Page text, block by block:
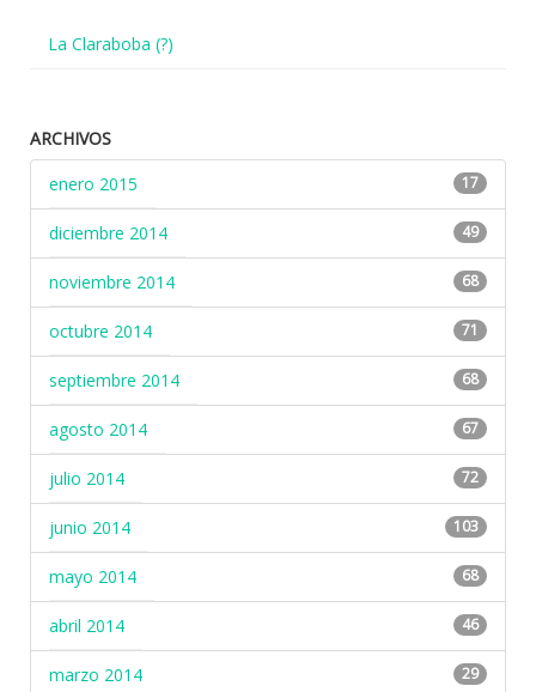
La Claraboba (?)
ARCHIVOS
enero 2015
17
diciembre 2014 49
noviembre 2014 68
octubre 2014 71
septiembre 2014 68
agosto 2014 67
julio 2014 72
junio 2014 103
mayo 2014 68
abril 2014 46
marzo 2014 29